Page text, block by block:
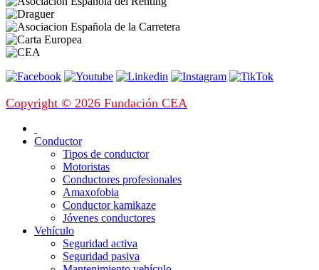
Copyright © 2026 Fundación CEA
Conductor
Tipos de conductor
Motoristas
Conductores profesionales
Amaxofobia
Conductor kamikaze
Jóvenes conductores
Vehículo
Seguridad activa
Seguridad pasiva